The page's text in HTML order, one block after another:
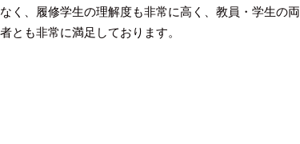
なく、履修学生の理解度も非常に高く、教員・学生の両
者とも非常に満足しております。